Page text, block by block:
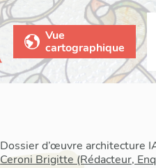
Vue
cartographique
Dossier d’œuvre architecture
Ceroni Brigitte (Rédacteur,